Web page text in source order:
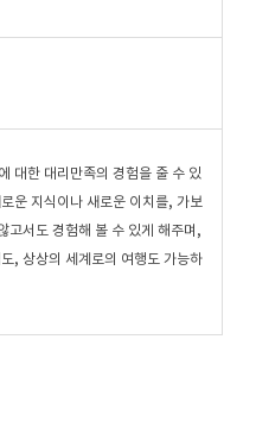
대한 대리만족의 경험을 줄 수 있
운 지식이나 새로운 이치를, 가보
고서도 경험해 볼 수 있게 해주며,
, 상상의 세계로의 여행도 가능하